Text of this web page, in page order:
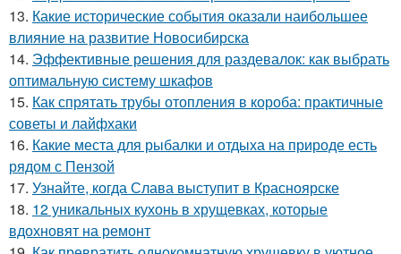
13. Какие исторические события оказали наибольшее
влияние на развитие Новосибирска
14. Эффективные решения для раздевалок: как выбрать
оптимальную систему шкафов
15. Как спрятать трубы отопления в короба: практичные
советы и лайфхаки
16. Какие места для рыбалки и отдыха на природе есть
рядом с Пензой
17. Узнайте, когда Слава выступит в Красноярске
18. 12 уникальных кухонь в хрущевках, которые
вдохновят на ремонт